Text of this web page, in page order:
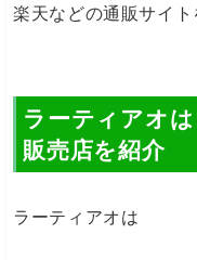
楽天などの通販サイト
ラーティアオ
販売店を紹介
ラーティアオは